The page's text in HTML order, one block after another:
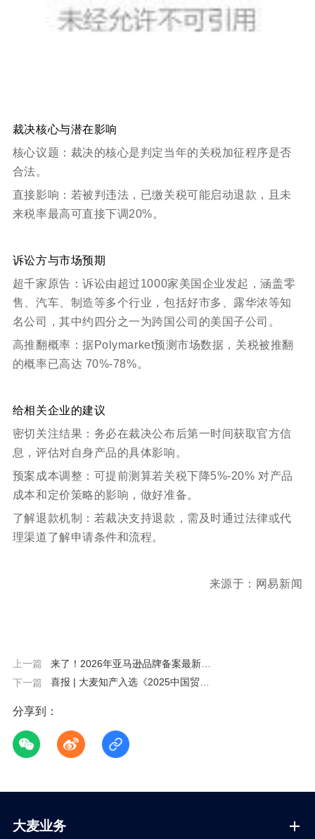
裁决核心与潜在影响
核心议题：裁决的核心是判定当年的关税加征程序是否
合法。
直接影响：若被判违法，已缴关税可能启动退款，且未
来税率最高可直接下调20%。
诉讼方与市场预期
超千家原告：诉讼由超过1000家美国企业发起，涵盖零
售、汽车、制造等多个行业，包括好市多、露华浓等知
名公司，其中约四分之一为跨国公司的美国子公司。
高推翻概率：据Polymarket预测市场数据，关税被推翻
的概率已高达 70%-78%。
给相关企业的建议
密切关注结果：务必在裁决公布后第一时间获取官方信
息，评估对自身产品的具体影响。
预案成本调整：可提前测算若关税下降5%-20% 对产品
成本和定价策略的影响，做好准备。
了解退款机制：若裁决支持退款，需及时通过法律或代
理渠道了解申请条件和流程。
来源于： 网易新闻
上一篇
来了！2026年亚马逊品牌备案最新流
下一篇
喜报 | 大麦知产入选《2025中国贸促
分享到：
大麦业务